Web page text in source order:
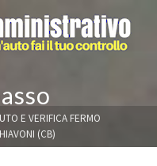
E VERIFICA FERMO
(CB)